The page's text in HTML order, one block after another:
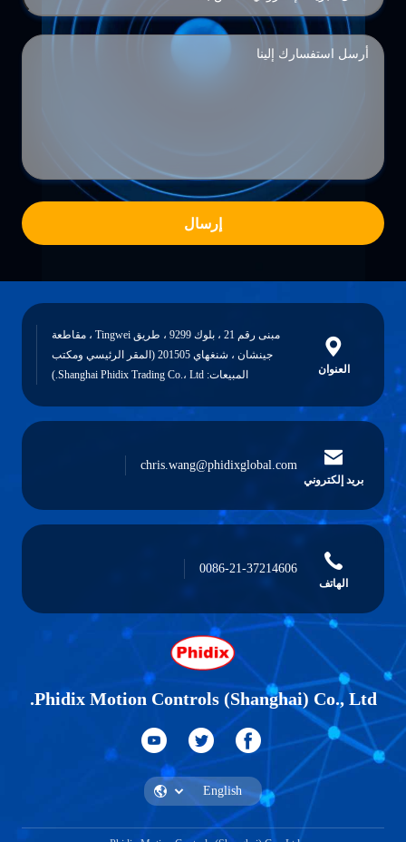
إرسال
العنوان
مبنى رقم 21 ، بلوك 9299 ، طريق Tingwei ، مقاطعة
جينشان ، شنغهاي 201505 (المقر الرئيسي ومكتب
المبيعات: Shanghai Phidix Trading Co.، Ltd.)
بريد إلكتروني
chris.wang@phidixglobal.com
الهاتف
0086-21-37214606
Phidix Motion Controls (Shanghai) Co., Ltd.